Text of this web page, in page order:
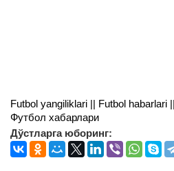
Futbol yangiliklari || Futbol habarlari
Футбол хабарлари
Дўстларга юборинг: